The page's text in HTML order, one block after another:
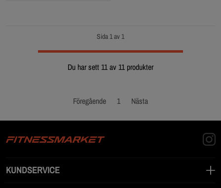
Sida 1 av 1
Du har sett 11 av 11 produkter
Föregående 1 Nästa
KUNDSERVICE